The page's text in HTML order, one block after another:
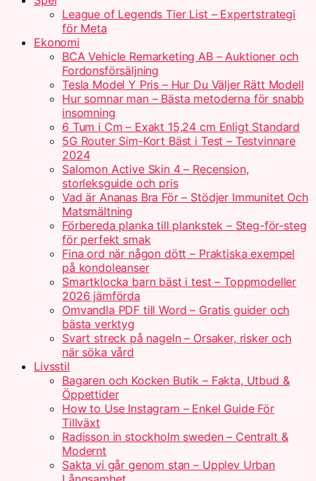
League of Legends Tier List – Expertstrategi
för Meta
Ekonomi
BCA Vehicle Remarketing AB – Auktioner och
Fordonsförsäljning
Tesla Model Y Pris – Hur Du Väljer Rätt Modell
Hur somnar man – Bästa metoderna för snabb
insomning
6 Tum i Cm – Exakt 15,24 cm Enligt Standard
5G Router Sim-Kort Bäst i Test – Testvinnare
2024
Salomon Active Skin 4 – Recension,
storleksguide och pris
Vad är Ananas Bra För – Stödjer Immunitet Och
Matsmältning
Förbereda planka till plankstek – Steg-för-steg
för perfekt smak
Fina ord när någon dött – Praktiska exempel
på kondoleanser
Smartklocka barn bäst i test – Toppmodeller
2026 jämförda
Omvandla PDF till Word – Gratis guider och
bästa verktyg
Svart streck på nageln – Orsaker, risker och
när söka vård
Livsstil
Bagaren och Kocken Butik – Fakta, Utbud &
Öppettider
How to Use Instagram – Enkel Guide För
Tillväxt
Radisson in stockholm sweden – Centralt &
Modernt
Sakta vi går genom stan – Upplev Urban